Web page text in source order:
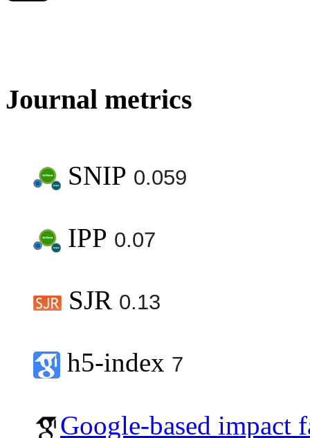
Journal metrics
SNIP 0.059
IPP 0.07
SJR 0.13
h5-index 7
Google-based impact